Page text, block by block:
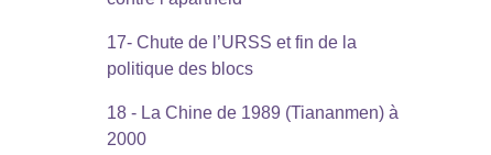
17- Chute de l’URSS et fin de la
politique des blocs
18 - La Chine de 1989 (Tiananmen) à
2000